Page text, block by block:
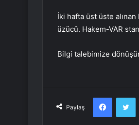
İki hafta üst üste
üzücü. Hakem-VAR
Bilgi talebimize
Paylaş